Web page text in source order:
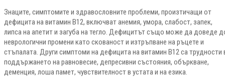
Знаците, симптомите и здравословните проблеми, произтичащи от
дефицита на витамин В12, включват анемия, умора, слабост, запек,
липса на апетит и загуба на тегло. Дефицитът също може да доведе
неврологични промени като скованост и изтръпване на ръцете и
стъпалата. Други симптоми на дефицита на витамин В12 са трудности
поддържането на равновесие, депресивни състояния, объркване,
деменция, лоша памет, чувствителност в устата и на езика.